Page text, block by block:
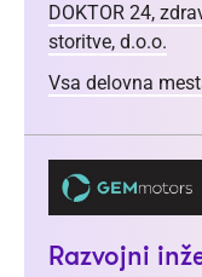
DOKTOR 24,
storitve, d.o.o.
Vsa delovna
Razvojni